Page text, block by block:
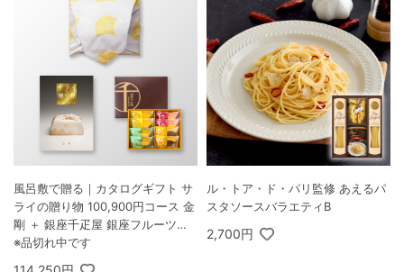
風呂敷で贈る｜カタログギフト サ
ライの贈り物 100,900円コース 金
剛 ＋ 銀座千疋屋 銀座フルーツク
ーヘン 8個入
※品切れ中です
ル・トア・ド・パリ監修 あえるパ
スタソースバラエティB
2,700円